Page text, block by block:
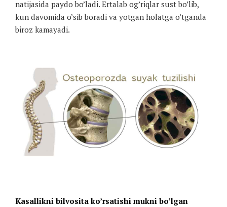
natijasida paydo bo’ladi. Ertalab og’riqlar sust bo’lib,
kun davomida o’sib boradi va yotgan holatga o’tganda
biroz kamayadi.
Kasallikni bilvosita ko’rsatishi mukni bo’lgan